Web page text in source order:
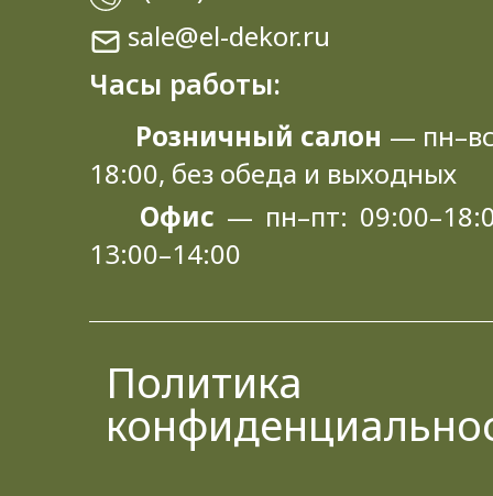
sale@el-dekor.ru
Часы работы:
Розничный салон —
18:00, без обеда и выходных
Офис — пн–пт:
13:00–14:00
Политика